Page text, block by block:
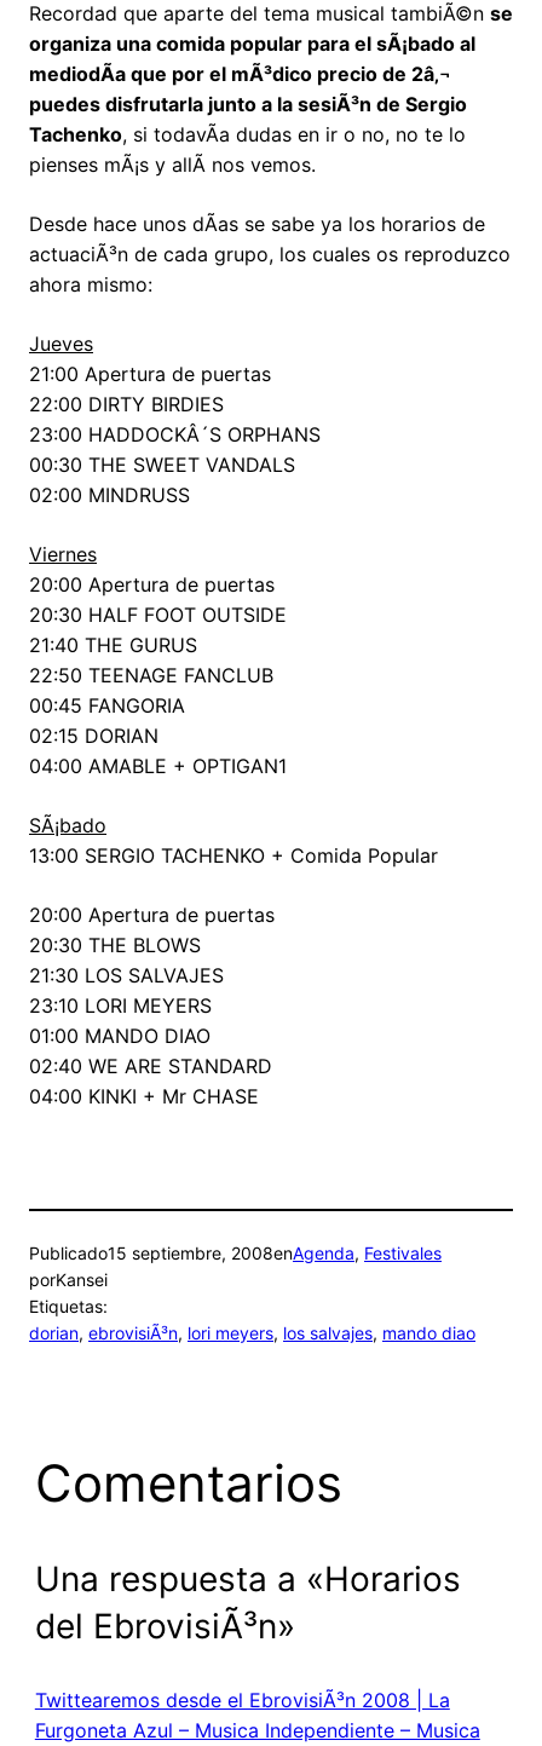
Recordad que aparte del tema musical tambiÃ©n se
organiza una comida popular para el sÃ¡bado al
mediodÃ­a que por el mÃ³dico precio de 2â‚¬
puedes disfrutarla junto a la sesiÃ³n de Sergio
Tachenko, si todavÃ­a dudas en ir o no, no te lo
pienses mÃ¡s y allÃ­ nos vemos.
Desde hace unos dÃ­as se sabe ya los horarios de
actuaciÃ³n de cada grupo, los cuales os reproduzco
ahora mismo:
Jueves
21:00 Apertura de puertas
22:00 DIRTY BIRDIES
23:00 HADDOCKÂ´S ORPHANS
00:30 THE SWEET VANDALS
02:00 MINDRUSS
Viernes
20:00 Apertura de puertas
20:30 HALF FOOT OUTSIDE
21:40 THE GURUS
22:50 TEENAGE FANCLUB
00:45 FANGORIA
02:15 DORIAN
04:00 AMABLE + OPTIGAN1
SÃ¡bado
13:00 SERGIO TACHENKO + Comida Popular
20:00 Apertura de puertas
20:30 THE BLOWS
21:30 LOS SALVAJES
23:10 LORI MEYERS
01:00 MANDO DIAO
02:40 WE ARE STANDARD
04:00 KINKI + Mr CHASE
Publicado15 septiembre, 2008enAgenda, Festivales
porKansei
Etiquetas:
dorian, ebrovisiÃ³n, lori meyers, los salvajes, mando diao
Comentarios
Una respuesta a «Horarios
del EbrovisiÃ³n»
Twittearemos desde el EbrovisiÃ³n 2008 | La
Furgoneta Azul – Musica Independiente – Musica